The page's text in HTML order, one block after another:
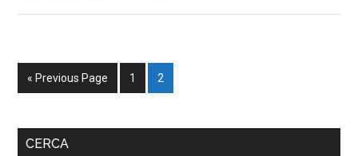
« Go
to
Previous Page Page
1 Page
2
Primary
CERCA